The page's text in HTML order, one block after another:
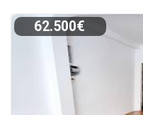
62.500€